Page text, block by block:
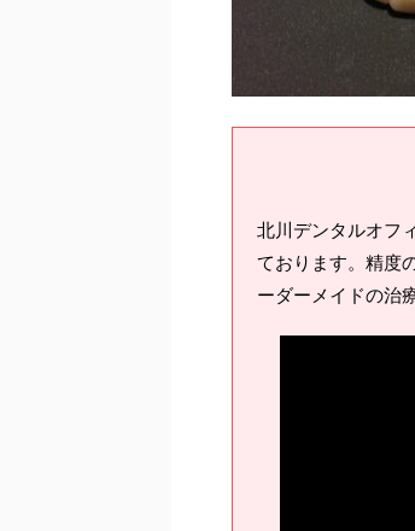
北川デンタルオフ
ております。精度
ーダーメイドの治